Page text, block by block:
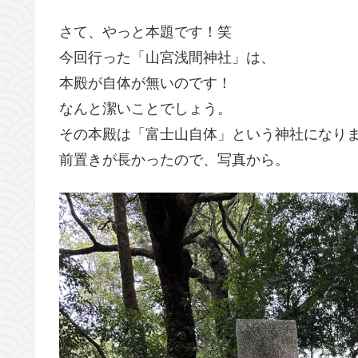
さて、やっと本題です！笑
今回行った「山宮浅間神社」は、
本殿が自体が無いのです！
なんと潔いことでしょう。
その本殿は「富士山自体」という神社になり
前置きが長かったので、写真から。